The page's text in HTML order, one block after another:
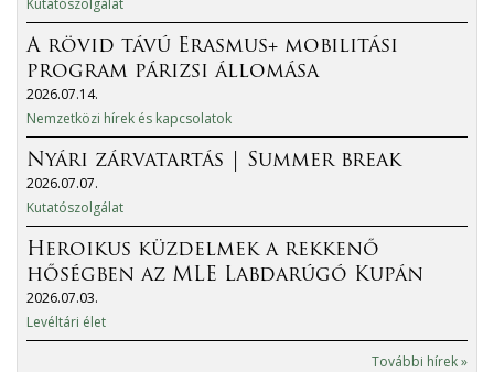
Kutatószolgálat
A rövid távú Erasmus+ mobilitási
program párizsi állomása
2026.07.14.
Nemzetközi hírek és kapcsolatok
Nyári zárvatartás | Summer break
2026.07.07.
Kutatószolgálat
Heroikus küzdelmek a rekkenő
hőségben az MLE Labdarúgó Kupán
2026.07.03.
Levéltári élet
További hírek »